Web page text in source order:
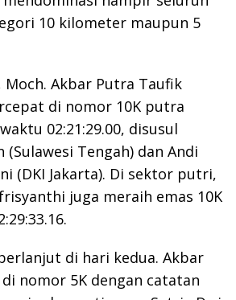
10 kilometer maupun 5
Akbar Putra Taufik
di nomor 10K putra
02:21:29.00, disusul
(Sulawesi Tengah) dan Andi
(DKI Jakarta). Di sektor putri,
juga meraih emas 10K
di hari kedua. Akbar
nomor 5K dengan catatan